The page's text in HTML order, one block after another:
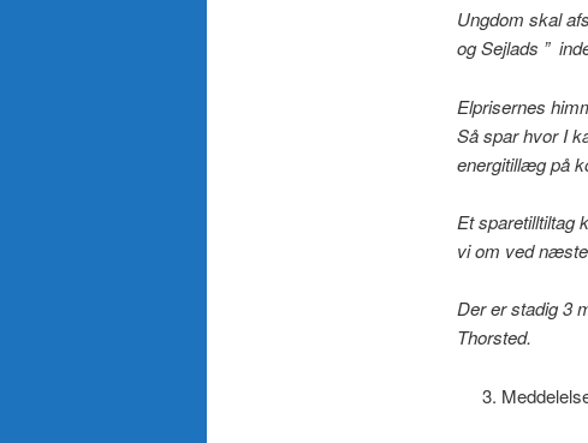
Ungdom skal
og Sejlads ”
Elprisernes
Så spar hvor I
energitillæg på
Et sparetilltiltag
vi om ved
Der er stadig 3
Thorsted.